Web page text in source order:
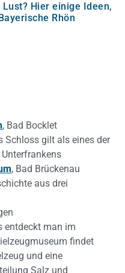
Hier einige Ideen,
Rhön
, Bad Bocklet
Schloss gilt als eines der
, Bad Brückenau
aus drei
entdeckt man im
findet
und eine
Salz und